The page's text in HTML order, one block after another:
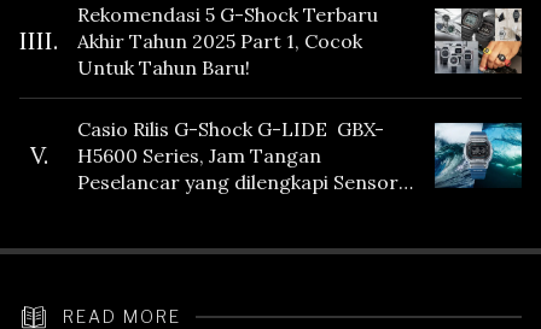
IIII.
Rekomendasi 5 G-Shock Terbaru
Akhir Tahun 2025 Part 1, Cocok
Untuk Tahun Baru!
V.
Casio Rilis G-Shock G-LIDE GBX-
H5600 Series, Jam Tangan
Peselancar yang dilengkapi Sensor
READ MORE